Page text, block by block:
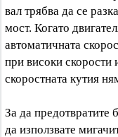
вал трябва да се
мост. Когато
автоматичната
при високи скорости
скоростната кутия
За да предотвратите
да използвате